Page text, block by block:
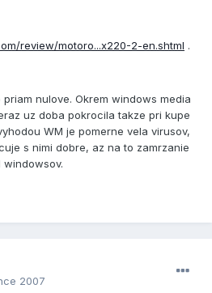
review/motoro...x220-2-en.shtml .
nulove. Okrem windows media
uz doba pokrocila takze pri kupe
WM je pomerne vela virusov,
s nimi dobre, az na to zamrzanie
windowsov.
2007